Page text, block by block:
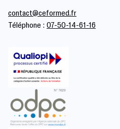
contact@ceformed.fr
Téléphone : 07-50-14-61-16